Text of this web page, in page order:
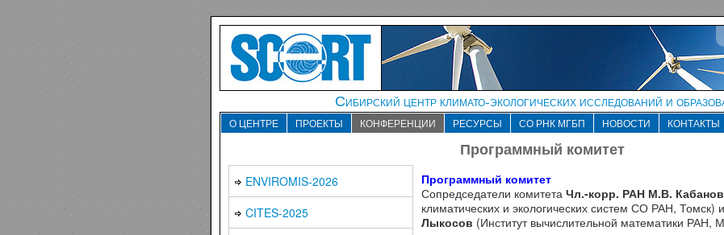
Сибирский центр климато-экологических исследований и
О ЦЕНТРЕ ПРОЕКТЫ КОНФЕРЕНЦИИ РЕСУРСЫ СО РНК МГБП НОВОСТИ КОНТАКТЫ
Программный комитет
ENVIROMIS-2026
CITES-2025
Программный комитет
Сопредседатели комитета Чл.-корр. РАН М.В. Кабанов
климатических и экологических систем СО РАН, Томск) и
Лыкосов (Институт вычислительной математики РАН,